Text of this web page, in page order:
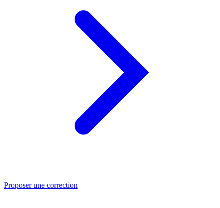
Proposer une correction